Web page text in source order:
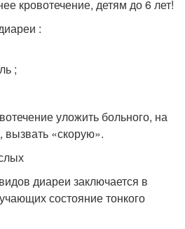
кровотечение, детям до 6 лет!
:
;
уложить больного, на
вызвать «скорую».
диареи заключается в
состояние тонкого